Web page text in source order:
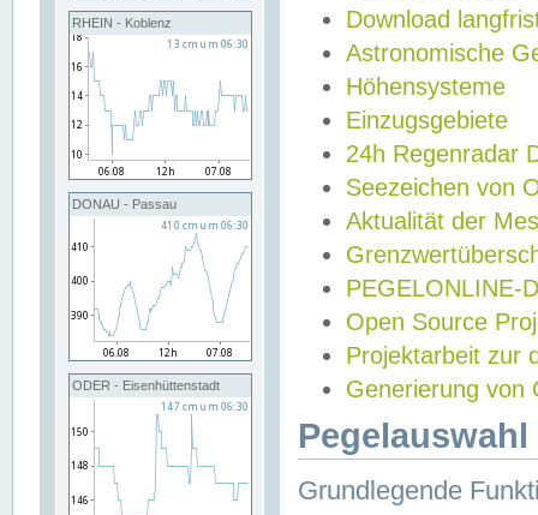
RHEIN - Koblenz
DONAU - Passau
ODER - Eisenhüttenstadt
Download
Astronomische
Höhensysteme
Einzugsgebiete
24h Regenradar
Seezeichen von
Aktualität der
PEGELONLINE-
Open Source
Projektarbeit zur
Generierung von
Grundlegende